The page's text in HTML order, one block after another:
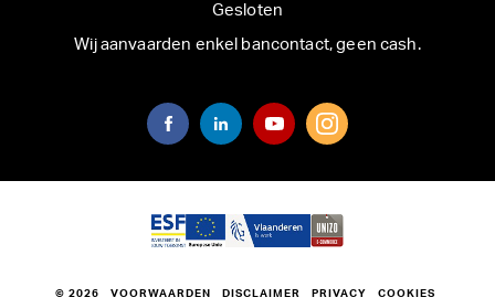
Gesloten
Wij aanvaarden enkel bancontact, geen cash.
© 2026 VOORWAARDEN DISCLAIMER PRIVACY COOKIES